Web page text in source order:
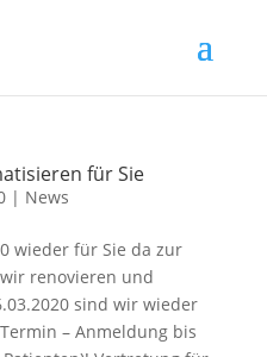
für Sie
| News
wieder für Sie da zur
renovieren und
sind wir wieder
– Anmeldung bis